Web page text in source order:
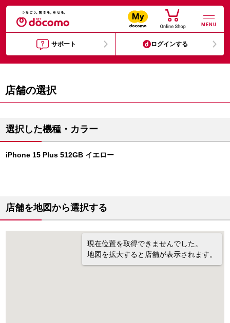
MENU
サポート ログインする
店舗の選択
選択した機種・カラー
iPhone 15 Plus 512GB イエロー
店舗を地図から選択する
現在位置を取得できませんでした。
地図を拡大すると店舗が表示されます。